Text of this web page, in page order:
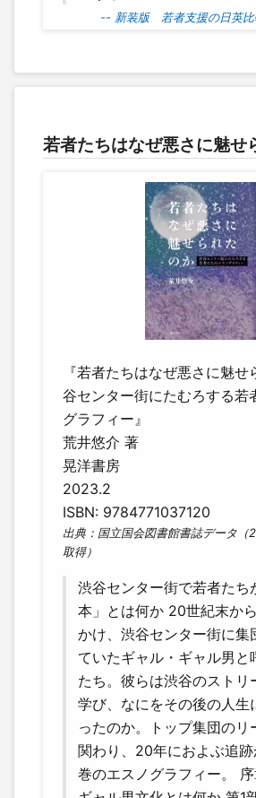
-- 新装版 若者支援の日英比
若者たちはなぜ悪さに魅せ
『若者たちはなぜ悪さに魅
谷センター街にたむろする若
グラフィー』
荒井悠介 著
晃洋書房
2023.2
ISBN: 9784771037120
出典：国立国会図書館書誌データ（
取得）
渋谷センター街で若者たち
本」とは何か 20世紀末か
かけ、渋谷センター街に集
ていたギャル・ギャル男と
たち。彼らは渋谷のストリ
学び、なにをその後の人生
ったのか。トップ集団のリ
関わり、20年におよぶ追
巻のエスノグラフィー。